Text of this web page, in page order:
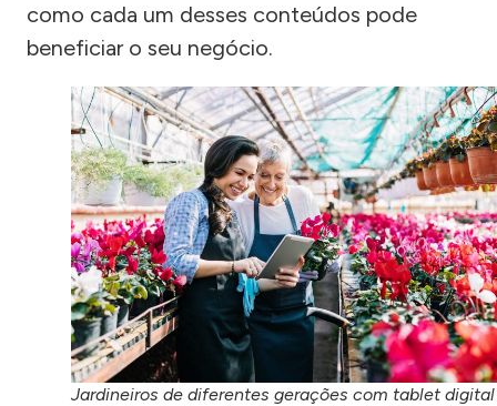
como cada um desses conteúdos pode
beneficiar o seu negócio.
Jardineiros de diferentes gerações com tablet digital